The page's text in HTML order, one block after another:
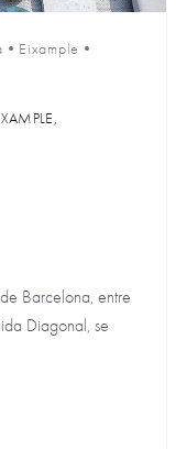
• Eixample •
Barcelona, entre
Diagonal, se